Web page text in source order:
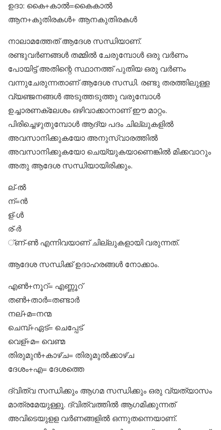
ഉദാ: കൈ+കാല്‍=കൈകാല്‍
ആന+കുതിരകള്‍+ ആനകുതിരകള്‍
നാലാമത്തേത് ആദേശ സന്ധിയാണ്.
രണ്ടുവര്‍ണങ്ങള്‍ തമ്മില്‍ ചേരുമ്പോള്‍ ഒരു വര്‍ണം
പോയിട്ട് അതിന്റെ സ്ഥാനത്ത് പുതിയ ഒരു വര്‍ണം
വന്നുചേരുന്നതാണ് ആദേശ സന്ധി. രണ്ടു തരത്തിലുള്ള
വ്യഞ്ജനങ്ങള്‍ അടുത്തടുത്തു വരുമ്പോള്‍
ഉച്ചാരണക്ലേശം ഒഴിവാക്കാനാണ് ഈ മാറ്റം.
പിരിച്ചെഴുതുമ്പോള്‍ ആദ്യ പദം ചില്ലുകളില്‍
അവസാനിക്കുകയോ അനുസ്വാരത്തില്‍
അവസാനിക്കുകയോ ചെയ്യുകയാണെങ്കില്‍ മിക്കവാറും
അതു ആദേശ സന്ധിയായിരിക്കും.
ല്-ല്‍
ന്=ന്‍
ള്-ള്‍
ര്-ര്‍
്ണ്-ണ്‍ എന്നിവയാണ് ചില്ലുകളായി വരുന്നത്.
ആദേശ സന്ധിക്ക് ഉദാഹരങ്ങള്‍ നോക്കാം.
എണ്‍+നൂറ്= എണ്ണൂറ്
തണ്‍+താര്‍=തണ്ടാര്‍
നല്+മ=നന്മ
ചെമ്പ്+ഏട്= ചെപ്പേട്
വെള്+മ= വെണ്മ
തിരുമുന്‍+കാഴ്ച= തിരുമുല്‍ക്കാഴ്ച
ദേശം+എ= ദേശത്തെ
ദ്വിത്വ സന്ധിക്കും ആഗമ സന്ധിക്കും ഒരു വ്യത്യാസം
മാത്രമേയുള്ളൂ. ദ്വിത്വത്തില്‍ ആഗമിക്കുന്നത്
അവിടെയുളള വര്‍ണങ്ങളില്‍ ഒന്നുതന്നെയാണ്.